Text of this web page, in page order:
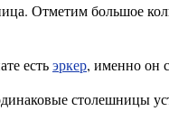
Отметим большое
естьэркер, именно он
столешницы